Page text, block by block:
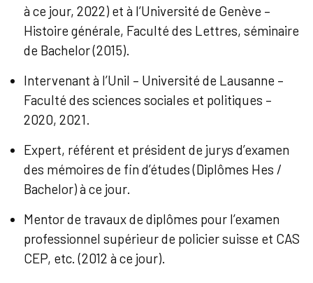
à ce jour, 2022) et à l’Université de Genève –
Histoire générale, Faculté des Lettres, séminaire
de Bachelor (2015).
Intervenant à l’Unil – Université de Lausanne –
Faculté des sciences sociales et politiques –
2020, 2021.
Expert, référent et président de jurys d’examen
des mémoires de fin d’études (Diplômes Hes /
Bachelor) à ce jour.
Mentor de travaux de diplômes pour l’examen
professionnel supérieur de policier suisse et CAS
CEP, etc. (2012 à ce jour).